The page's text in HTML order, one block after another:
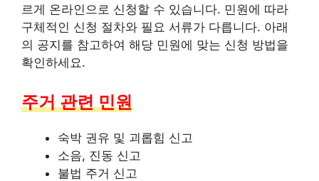
르게 온라인으로 신청할 수 있습니다. 민원에 따라
구체적인 신청 절차와 필요 서류가 다릅니다. 아래
의 공지를 참고하여 해당 민원에 맞는 신청 방법을
확인하세요.
주거 관련 민원
숙박 권유 및 괴롭힘 신고
소음, 진동 신고
불법 주거 신고